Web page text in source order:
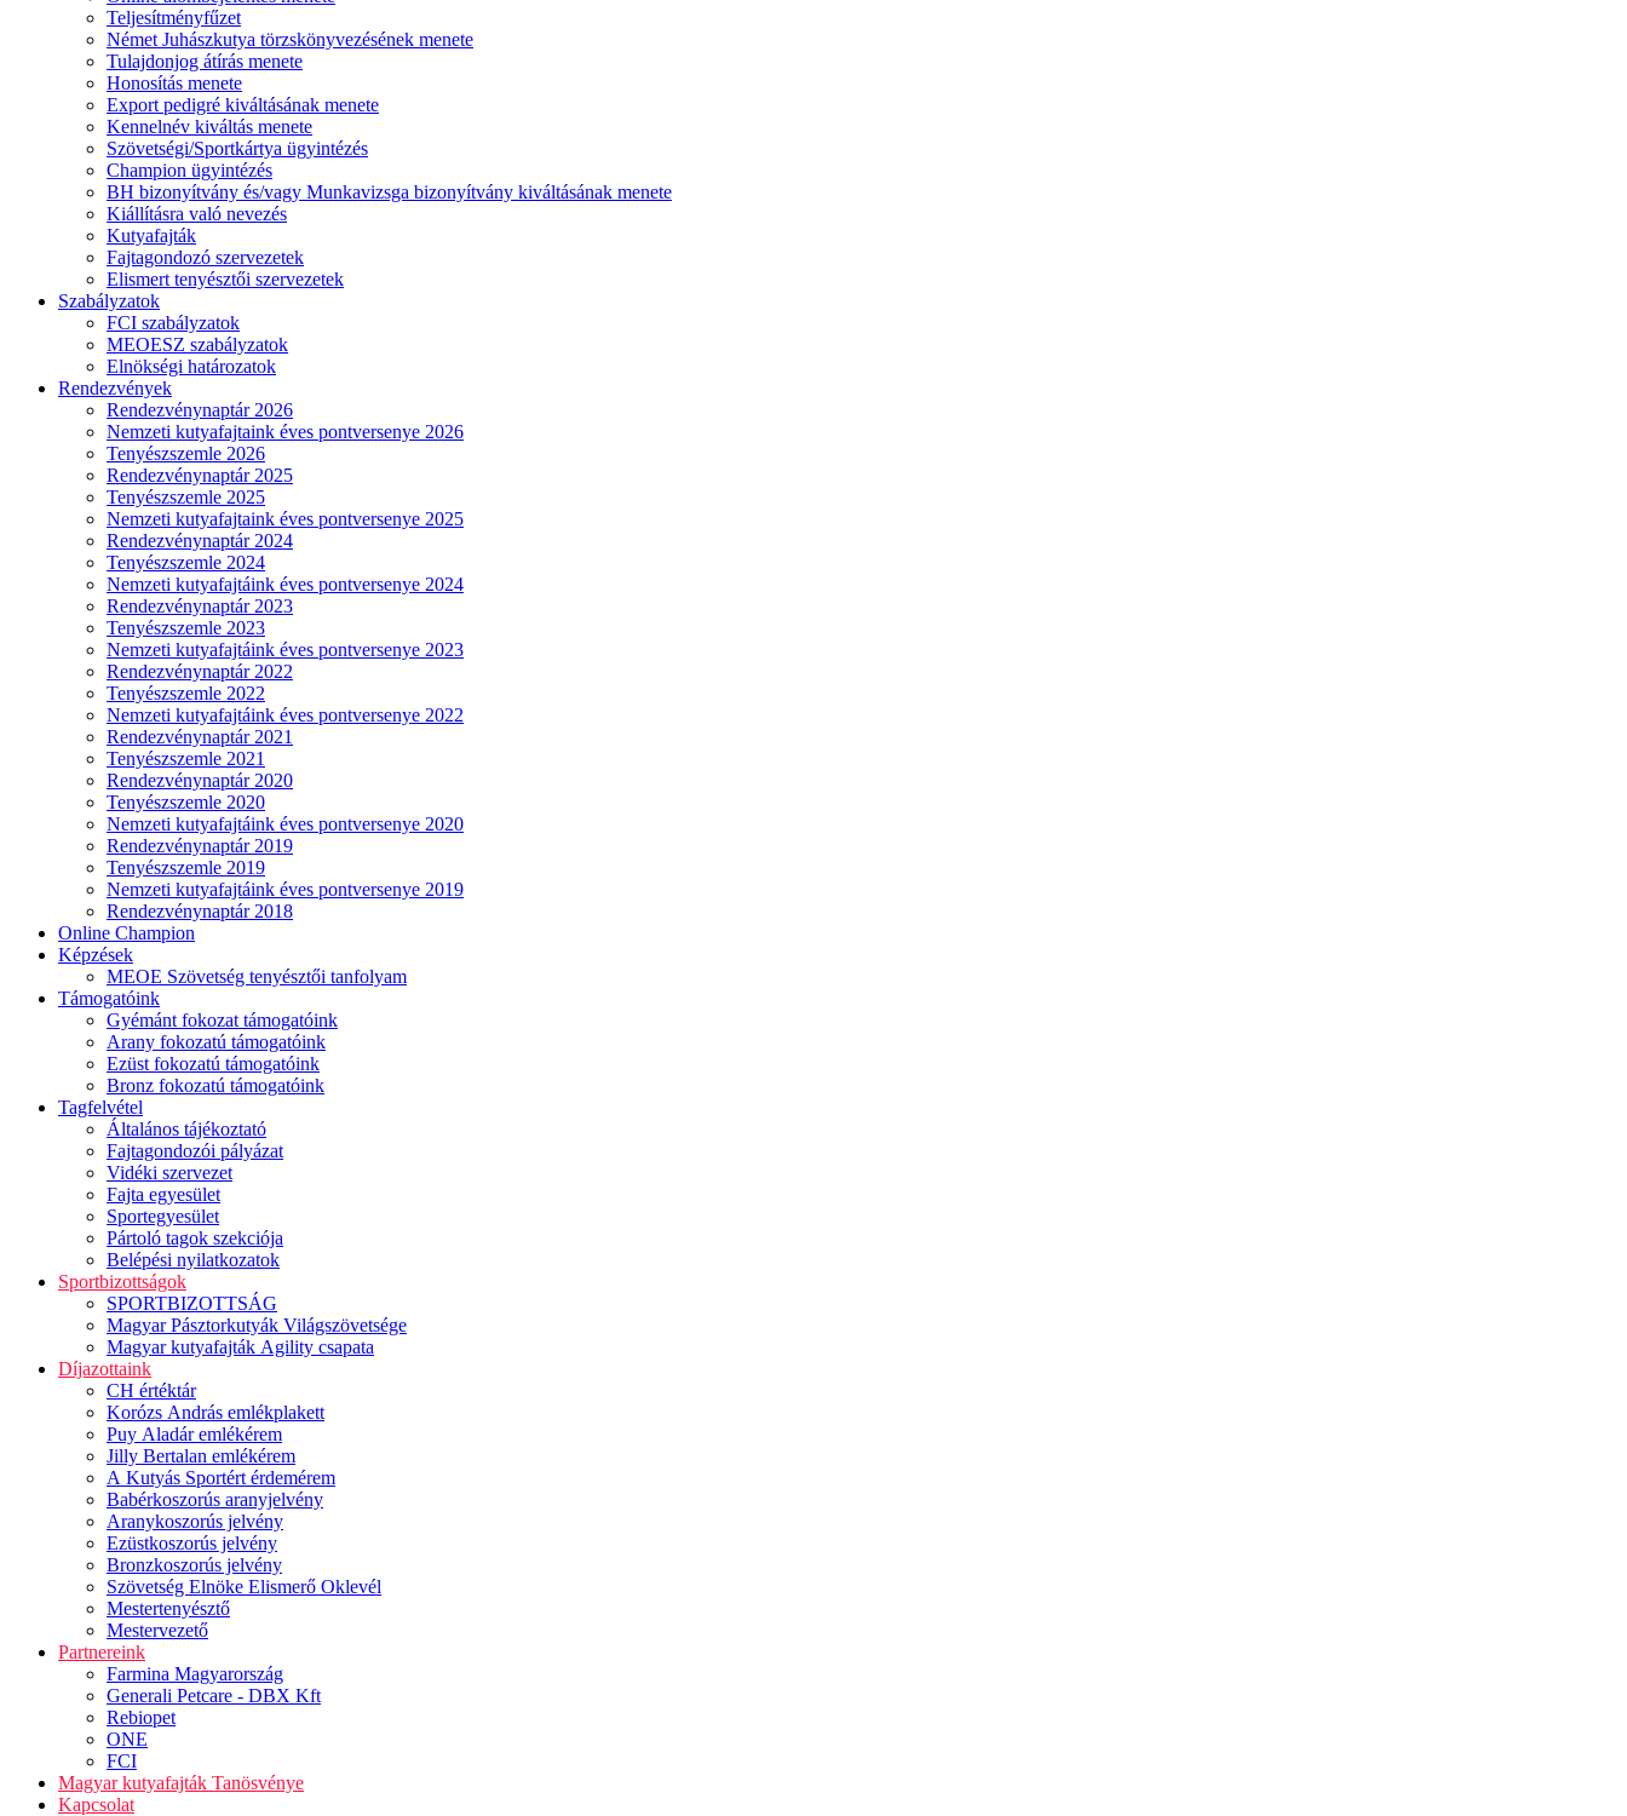
Teljesítményfűzet
Német Juhászkutya törzskönyvezésének menete
Tulajdonjog átírás menete
Honosítás menete
Export pedigré kiváltásának menete
Kennelnév kiváltás menete
Szövetségi/Sportkártya ügyintézés
Champion ügyintézés
BH bizonyítvány és/vagy Munkavizsga bizonyítvány kiváltásának menete
Kiállításra való nevezés
Kutyafajták
Fajtagondozó szervezetek
Elismert tenyésztői szervezetek
Szabályzatok
FCI szabályzatok
MEOESZ szabályzatok
Elnökségi határozatok
Rendezvények
Rendezvénynaptár 2026
Nemzeti kutyafajtaink éves pontversenye 2026
Tenyészszemle 2026
Rendezvénynaptár 2025
Tenyészszemle 2025
Nemzeti kutyafajtaink éves pontversenye 2025
Rendezvénynaptár 2024
Tenyészszemle 2024
Nemzeti kutyafajtáink éves pontversenye 2024
Rendezvénynaptár 2023
Tenyészszemle 2023
Nemzeti kutyafajtáink éves pontversenye 2023
Rendezvénynaptár 2022
Tenyészszemle 2022
Nemzeti kutyafajtáink éves pontversenye 2022
Rendezvénynaptár 2021
Tenyészszemle 2021
Rendezvénynaptár 2020
Tenyészszemle 2020
Nemzeti kutyafajtáink éves pontversenye 2020
Rendezvénynaptár 2019
Tenyészszemle 2019
Nemzeti kutyafajtáink éves pontversenye 2019
Rendezvénynaptár 2018
Online Champion
Képzések
MEOE Szövetség tenyésztői tanfolyam
Támogatóink
Gyémánt fokozat támogatóink
Arany fokozatú támogatóink
Ezüst fokozatú támogatóink
Bronz fokozatú támogatóink
Tagfelvétel
Általános tájékoztató
Fajtagondozói pályázat
Vidéki szervezet
Fajta egyesület
Sportegyesület
Pártoló tagok szekciója
Belépési nyilatkozatok
Sportbizottságok
SPORTBIZOTTSÁG
Magyar Pásztorkutyák Világszövetsége
Magyar kutyafajták Agility csapata
Díjazottaink
CH értéktár
Korózs András emlékplakett
Puy Aladár emlékérem
Jilly Bertalan emlékérem
A Kutyás Sportért érdemérem
Babérkoszorús aranyjelvény
Aranykoszorús jelvény
Ezüstkoszorús jelvény
Bronzkoszorús jelvény
Szövetség Elnöke Elismerő Oklevél
Mestertenyésztő
Mestervezető
Partnereink
Farmina Magyarország
Generali Petcare - DBX Kft
Rebiopet
ONE
FCI
Magyar kutyafajták Tanösvénye
Kapcsolat